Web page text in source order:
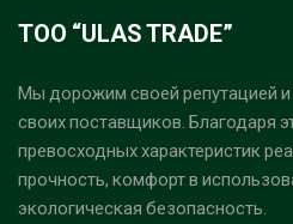
ТОО “ULAS TRADE”
Мы дорожим своей репутацией
своих поставщиков. Благодаря
превосходных характеристик
прочность, комфорт в
экологическая безопасность.